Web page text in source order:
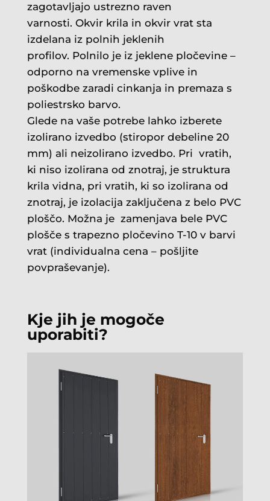
zagotavljajo ustrezno raven
varnosti. Okvir krila in okvir vrat sta
izdelana iz polnih jeklenih
profilov. Polnilo je iz jeklene pločevine –
odporno na vremenske vplive in
poškodbe zaradi cinkanja in premaza s
poliestrsko barvo.
Glede na vaše potrebe lahko izberete
izolirano izvedbo (stiropor debeline 20
mm) ali neizolirano izvedbo. Pri vratih,
ki niso izolirana od znotraj, je struktura
krila vidna, pri vratih, ki so izolirana od
znotraj, je izolacija zaključena z belo PVC
ploščo. Možna je zamenjava bele PVC
plošče s trapezno pločevino T-10 v barvi
vrat (individualna cena – pošljite
povpraševanje).
Kje jih je mogoče
uporabiti?